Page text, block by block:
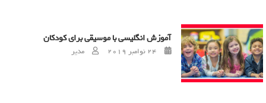
آموزش انگلیسی با موسیقی برای کودکان
Posted on
24 نوامبر 2019 Author
مدیر